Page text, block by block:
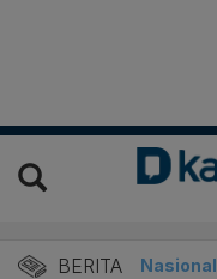
BERITA Nasional